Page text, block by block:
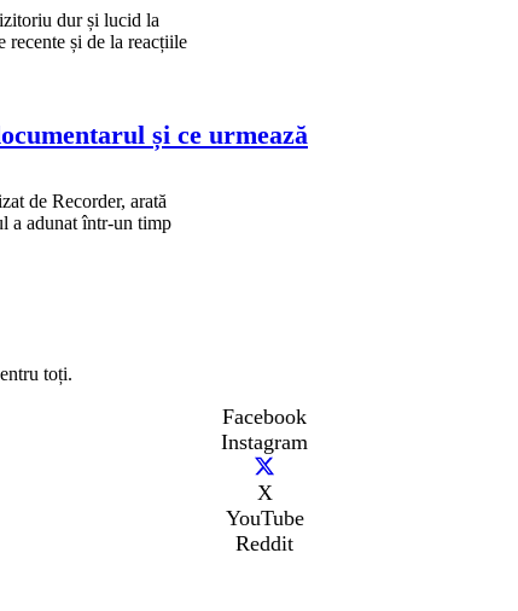
dur și lucid la
recente și de la reacțiile
și ce urmează
de Recorder, arată
a adunat într-un timp
toți.
Facebook
Instagram
X
YouTube
Reddit